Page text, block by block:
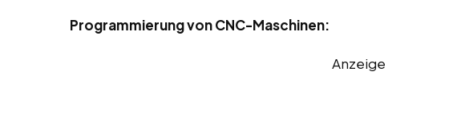
Programmierung von CNC-Maschinen:
Anzeige